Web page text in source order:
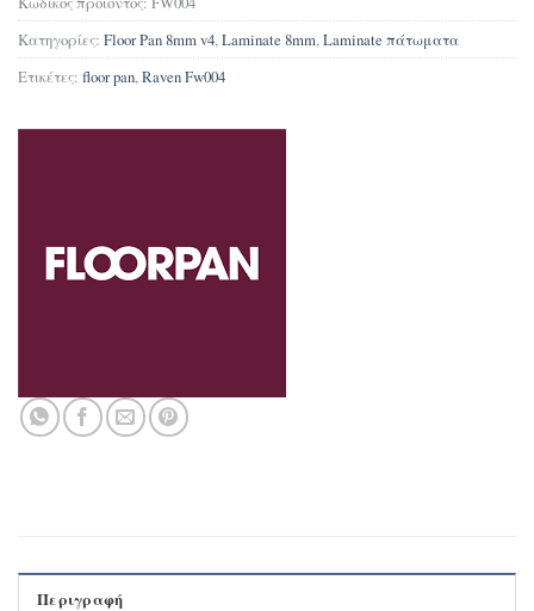
Κατηγορίες: Floor Pan 8mm v4,Laminate 8mm,Laminate πάτωματα
Ετικέτες: floor pan,Raven Fw004
Περιγραφή